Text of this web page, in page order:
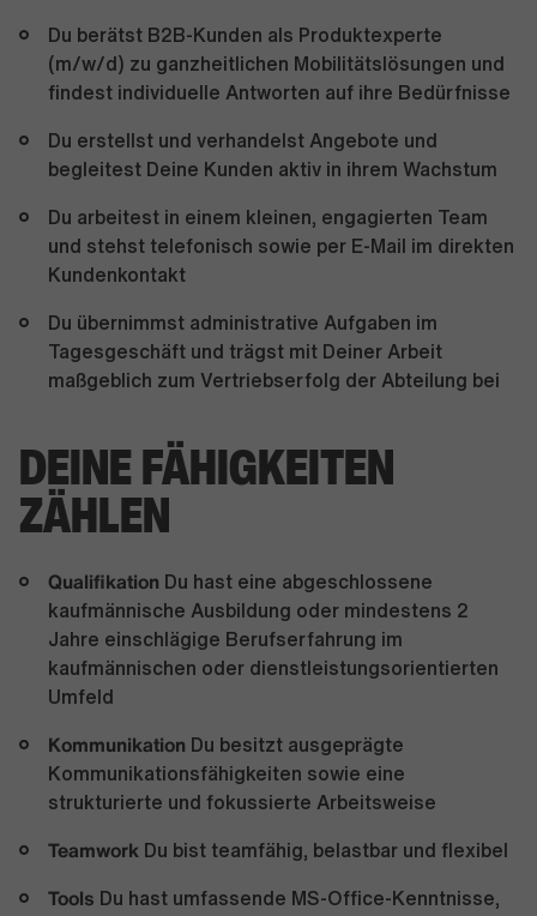
Du berätst B2B-Kunden als Produktexperte
(m/w/d) zu ganzheitlichen Mobilitätslösungen und
findest individuelle Antworten auf ihre Bedürfnisse
Du erstellst und verhandelst Angebote und
begleitest Deine Kunden aktiv in ihrem Wachstum
Du arbeitest in einem kleinen, engagierten Team
und stehst telefonisch sowie per E-Mail im direkten
Kundenkontakt
Du übernimmst administrative Aufgaben im
Tagesgeschäft und trägst mit Deiner Arbeit
maßgeblich zum Vertriebserfolg der Abteilung bei
DEINE FÄHIGKEITEN
ZÄHLEN
Qualifikation Du hast eine abgeschlossene
kaufmännische Ausbildung oder mindestens 2
Jahre einschlägige Berufserfahrung im
kaufmännischen oder dienstleistungsorientierten
Umfeld
Kommunikation Du besitzt ausgeprägte
Kommunikationsfähigkeiten sowie eine
strukturierte und fokussierte Arbeitsweise
Teamwork Du bist teamfähig, belastbar und flexibel
Tools Du hast umfassende MS-Office-Kenntnisse,